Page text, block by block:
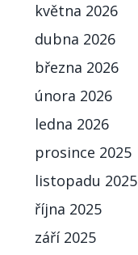
května 2026
dubna 2026
března 2026
února 2026
ledna 2026
prosince 2025
listopadu 2025
října 2025
září 2025